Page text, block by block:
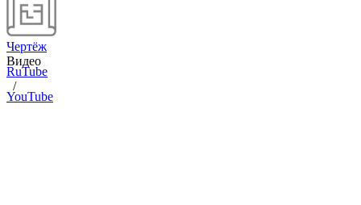
Чертёж
Видео
RuTube
/
YouTube